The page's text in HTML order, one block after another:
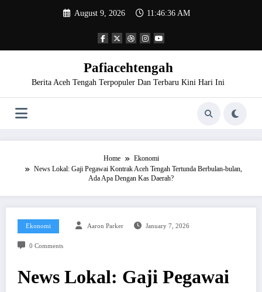
August 9, 2026 11:46:36 AM
Pafiacehtengah
Berita Aceh Tengah Terpopuler Dan Terbaru Kini Hari Ini
Home
Ekonomi
News Lokal: Gaji Pegawai Kontrak Aceh Tengah Tertunda Berbulan-bulan,
Ada Apa Dengan Kas Daerah?
Ekonomi Aaron Parker January 7, 2026
0 Comments
News Lokal: Gaji Pegawai